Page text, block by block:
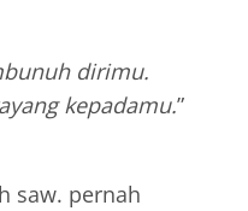
dirimu.
kepadamu.”
saw. pernah